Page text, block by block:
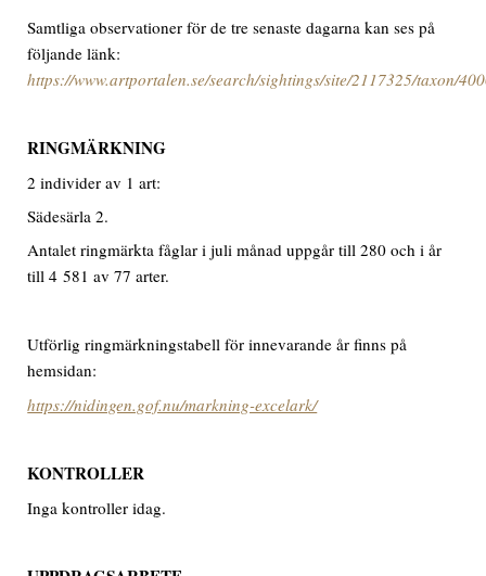
Samtliga observationer för de tre senaste dagarna kan ses på
följande länk:
https://www.artportalen.se/search/sightings/site/2117325/taxon/
RINGMÄRKNING
2 individer av 1 art:
Sädesärla 2.
Antalet ringmärkta fåglar i juli månad uppgår till 280 och i år
till 4 581 av 77 arter.
Utförlig ringmärkningstabell för innevarande år finns på
hemsidan:
https://nidingen.gof.nu/markning-excelark/
KONTROLLER
Inga kontroller idag.